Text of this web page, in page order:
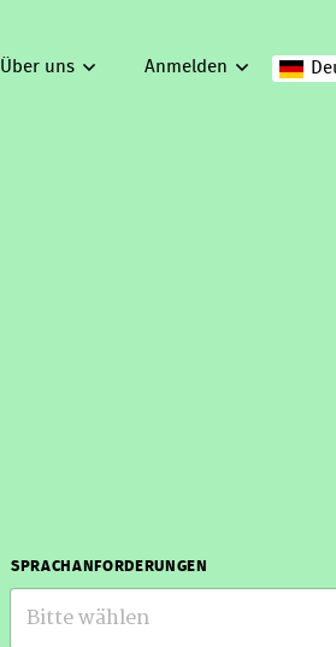
Über uns Anmelden
SPRACHANFORDERUNGEN
Bitte wählen